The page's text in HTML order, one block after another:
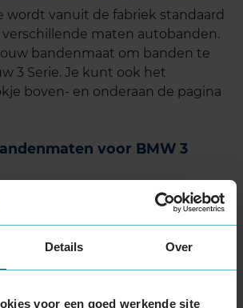
Details Over
voor een goed werkende site
wordt vanuit de fabriek standaard
maten autobanden.
bandenmaat om banden te
3 Serie. Je kunt ook het
boven- en onderaan de pagina
voor BMW 3
banden in de maat 225
je BMW
zoekbanden in de maat 225 45